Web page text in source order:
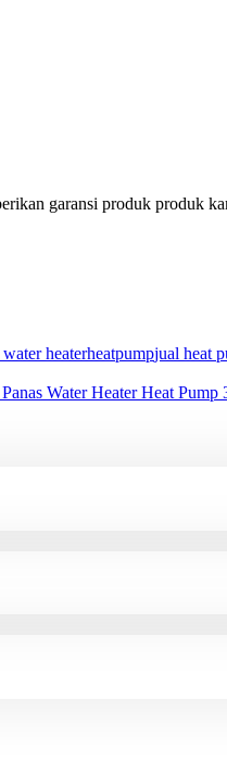
garansi produk produk
heaterheatpumpjual heat
Water Heater Heat Pump